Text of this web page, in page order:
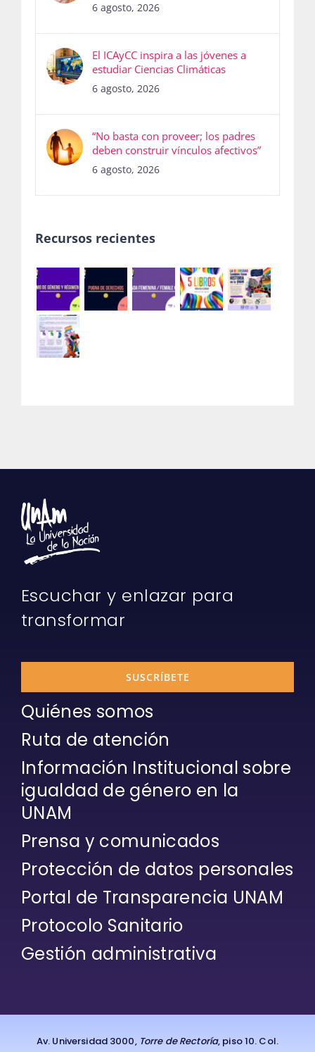
6 agosto, 2026
El ICAyCC inspira a las jóvenes a
estudiar Ciencias Climáticas
6 agosto, 2026
“No basta con proveer; los padres
deben construir vínculos afectivos”
6 agosto, 2026
Recursos recientes
Escuchar y enlazar para
transformar
SUSCRÍBETE
Quiénes somos
Ruta de atención
Información Institucional sobre
igualdad de género en la
UNAM
Prensa y comunicados
Protección de datos personales
Portal de Transparencia UNAM
Protocolo Sanitario
Gestión administrativa
Av. Universidad 3000, Torre de Rectoría, piso 10. Col.